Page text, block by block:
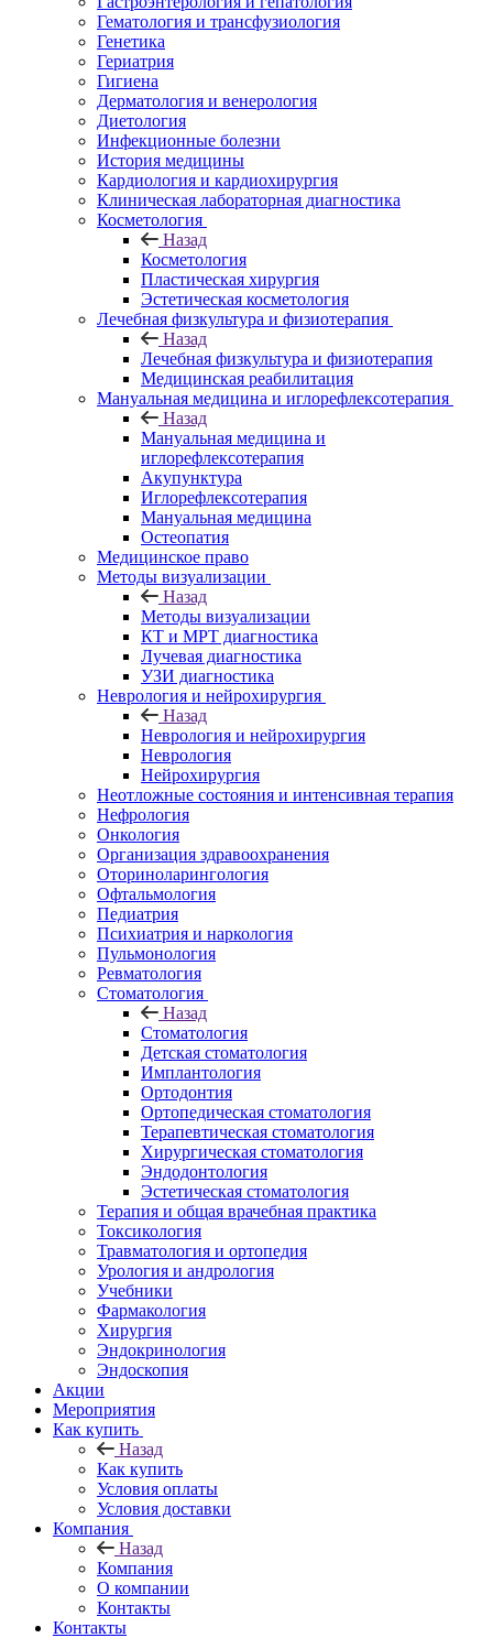
Гематология и трансфузиология
Генетика
Гериатрия
Гигиена
Дерматология и венерология
Диетология
Инфекционные болезни
История медицины
Кардиология и кардиохирургия
Клиническая лабораторная диагностика
Косметология
Назад
Косметология
Пластическая хирургия
Эстетическая косметология
Лечебная физкультура и физиотерапия
Назад
Лечебная физкультура и физиотерапия
Медицинская реабилитация
Мануальная медицина и иглорефлексотерапия
Назад
Мануальная медицина и
иглорефлексотерапия
Акупунктура
Иглорефлексотерапия
Мануальная медицина
Остеопатия
Медицинское право
Методы визуализации
Назад
Методы визуализации
КТ и МРТ диагностика
Лучевая диагностика
УЗИ диагностика
Неврология и нейрохирургия
Назад
Неврология и нейрохирургия
Неврология
Нейрохирургия
Неотложные состояния и интенсивная терапия
Нефрология
Онкология
Организация здравоохранения
Оториноларингология
Офтальмология
Педиатрия
Психиатрия и наркология
Пульмонология
Ревматология
Стоматология
Назад
Стоматология
Детская стоматология
Имплантология
Ортодонтия
Ортопедическая стоматология
Терапевтическая стоматология
Хирургическая стоматология
Эндодонтология
Эстетическая стоматология
Терапия и общая врачебная практика
Токсикология
Травматология и ортопедия
Урология и андрология
Учебники
Фармакология
Хирургия
Эндокринология
Эндоскопия
Акции
Мероприятия
Как купить
Назад
Как купить
Условия оплаты
Условия доставки
Компания
Назад
Компания
О компании
Контакты
Контакты